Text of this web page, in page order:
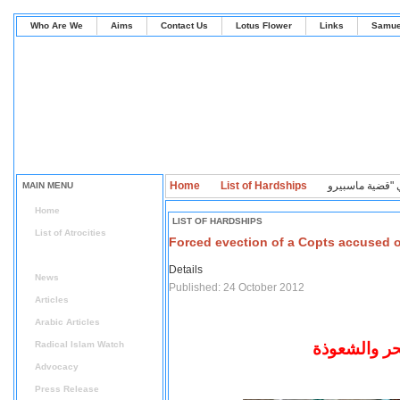
Who Are We Aims Contact Us Lotus Flower Links
MAIN MENU
Home
List of Atrocities
News
Articles
Arabic Articles
Radical Islam Watch
Advocacy
Press Release
Home List of Hardships
LIST OF HARDSHIPS
Forced evection of a Copts accused
Details
Published: 24 October 2012
والشعوذة